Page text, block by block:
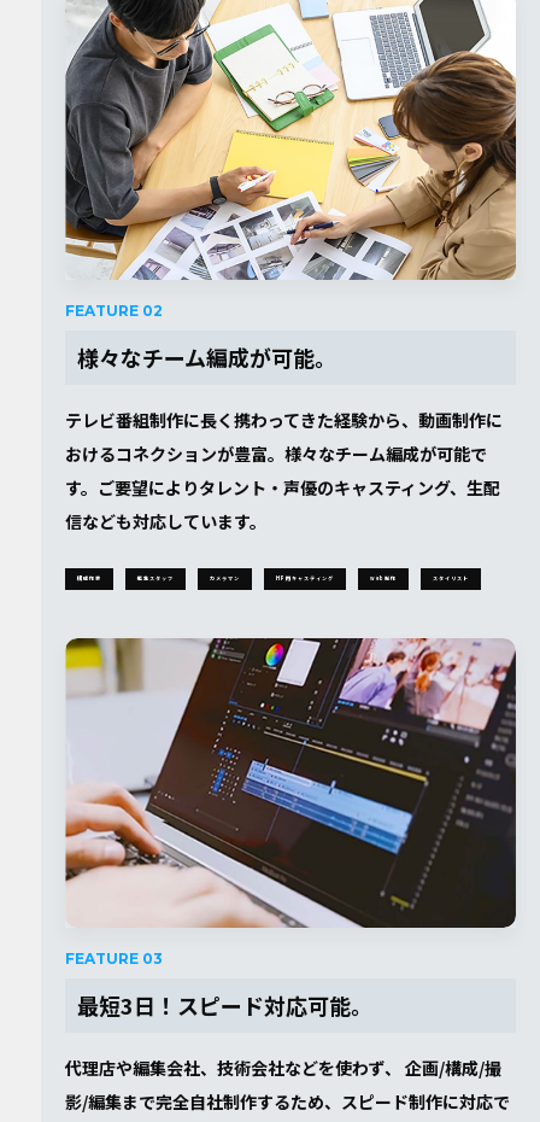
FEATURE 02
様々なチーム編成が可能。
テレビ番組制作に長く携わってきた経験から、動画制作に
おけるコネクションが豊富。様々なチーム編成が可能で
す。ご要望によりタレント・声優のキャスティング、生配
信なども対応しています。
構成作家 編集スタッフ カメラマン HP⽤キャスティング web制作 スタイリスト
FEATURE 03
最短3日！スピード対応可能。
代理店や編集会社、技術会社などを使わず、 企画/構成/撮
影/編集まで完全⾃社制作するため、スピード制作に対応で